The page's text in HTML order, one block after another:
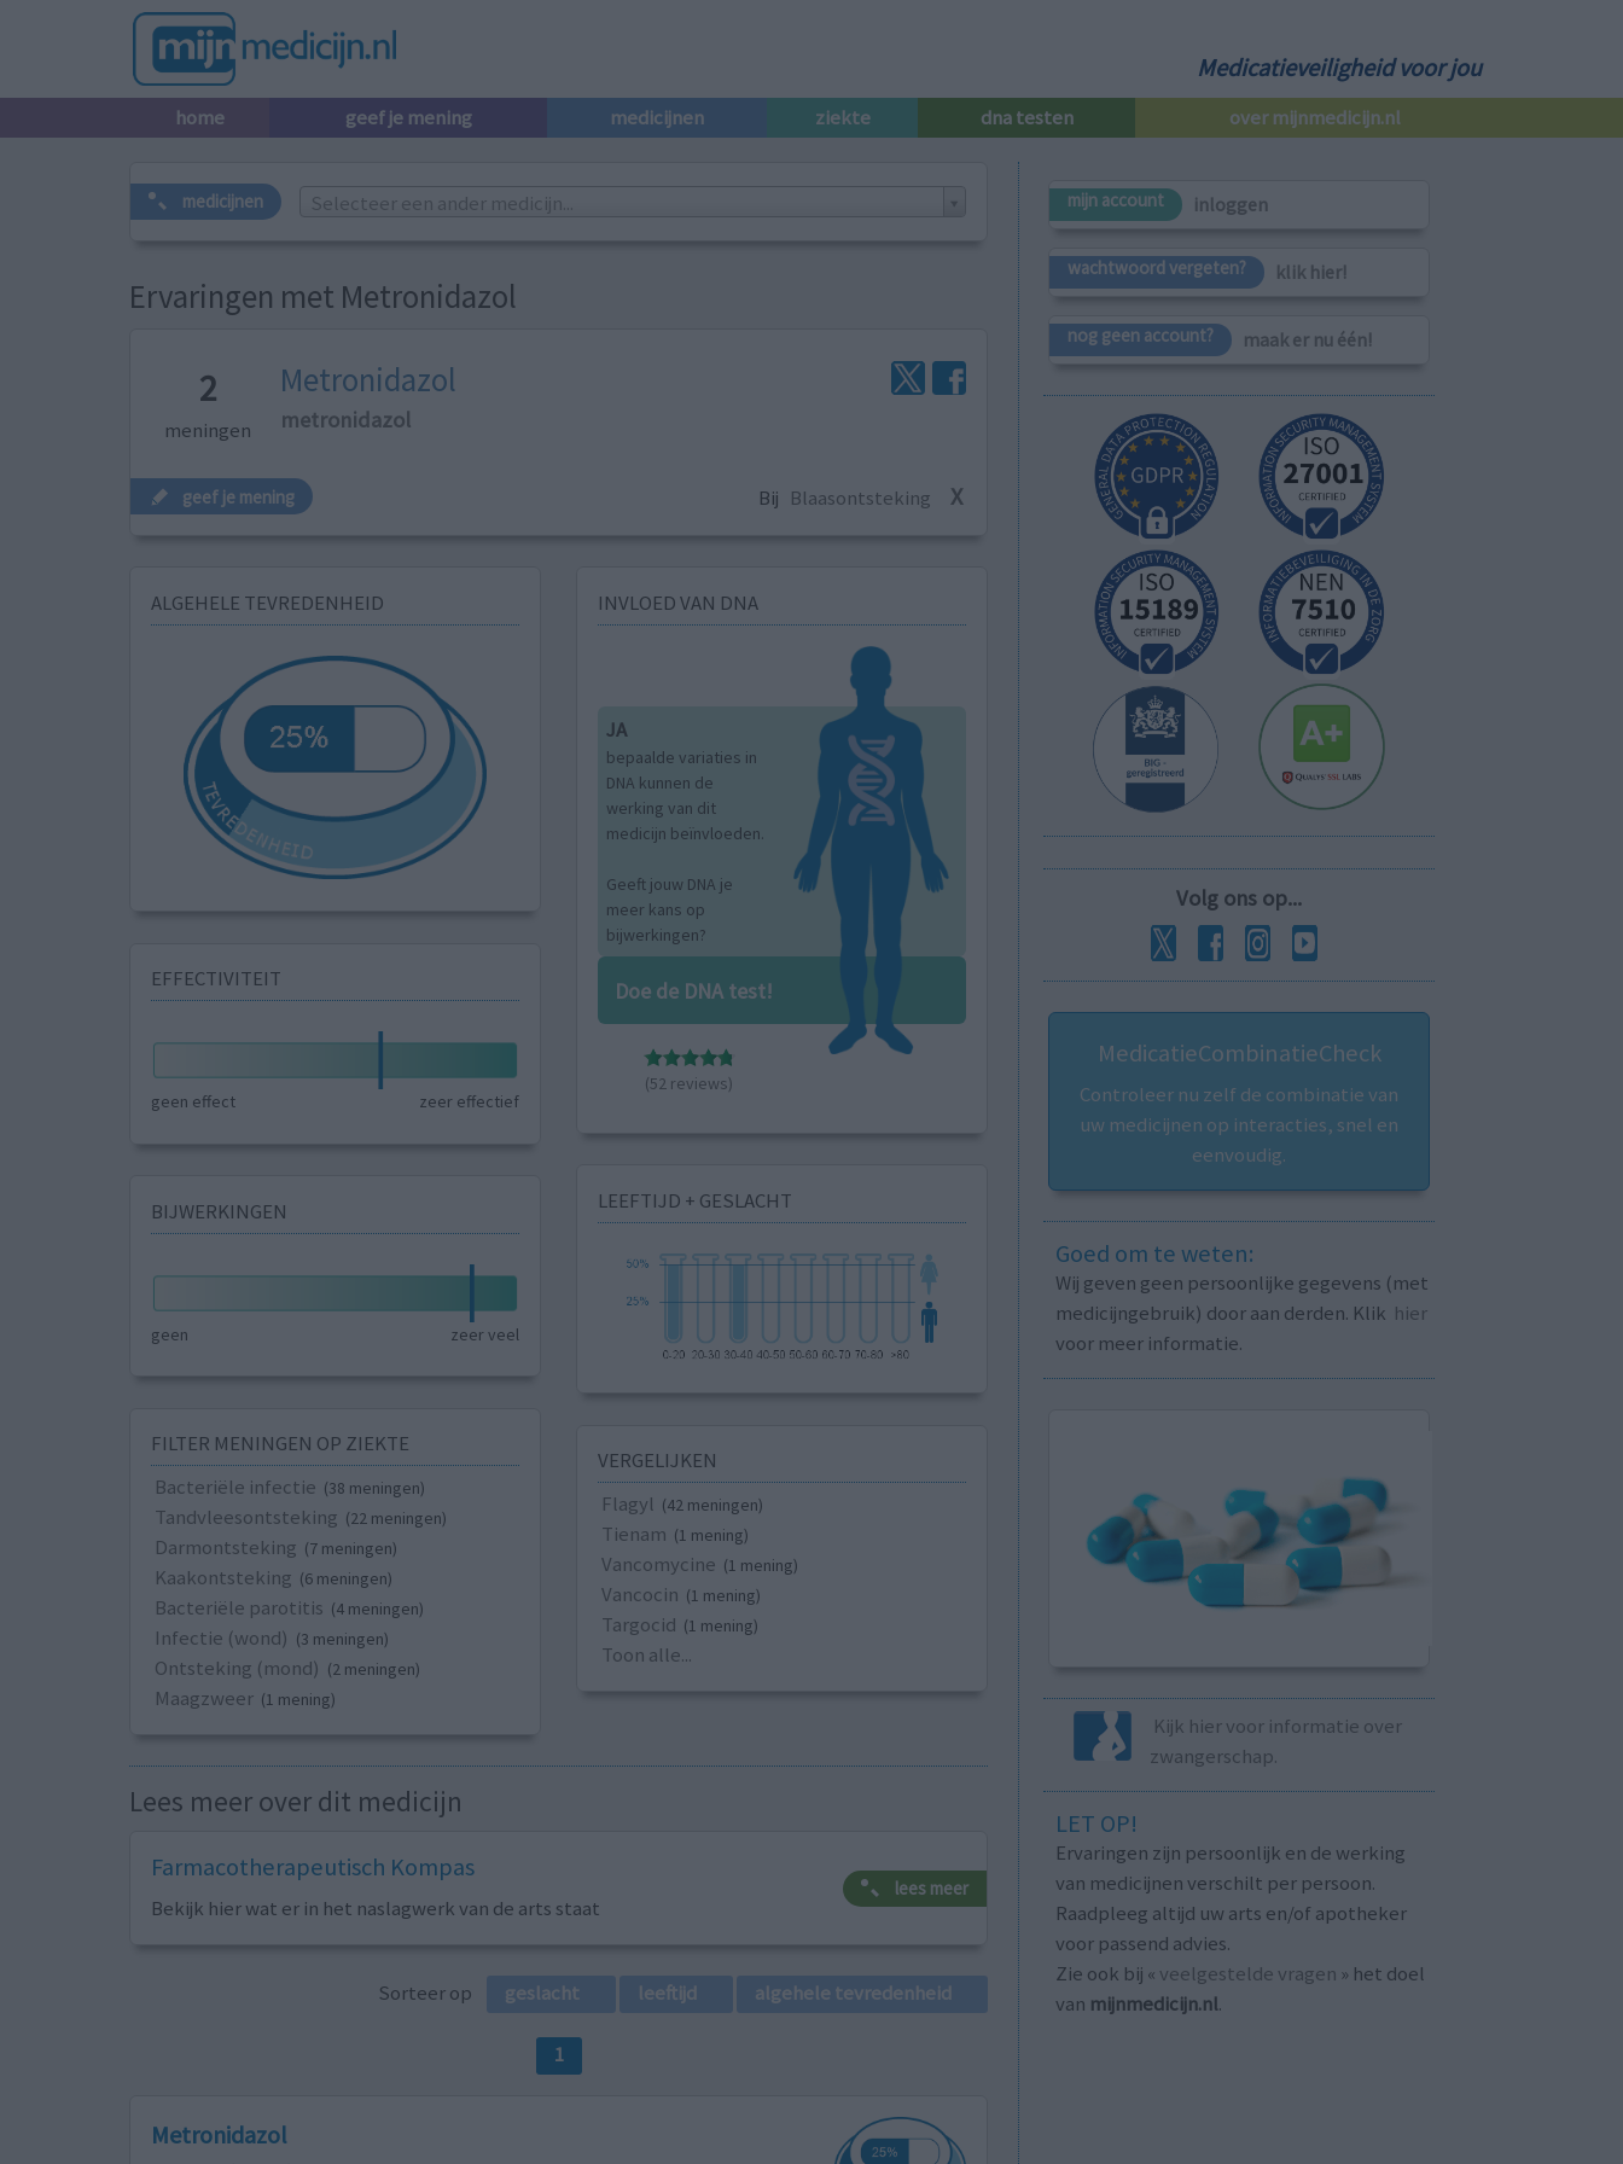
Medicatieveiligheid voor jou
home geef je mening medicijnen ziekte dna testen over mijnmedicijn.nl
medicijnen Selecteer een ander medicijn...
Ervaringen met Metronidazol
2
meningen
Metronidazol
metronidazol
geef je mening Bij Blaasontsteking X
ALGEHELE TEVREDENHEID
EFFECTIVITEIT
geen effect zeer effectief
BIJWERKINGEN
geen zeer veel
FILTER MENINGEN OP ZIEKTE
Bacteriële infectie (38 meningen)
Tandvleesontsteking (22 meningen)
Darmontsteking (7 meningen)
Kaakontsteking (6 meningen)
Bacteriële parotitis (4 meningen)
Infectie (wond) (3 meningen)
Ontsteking (mond) (2 meningen)
Maagzweer (1 mening)
INVLOED VAN DNA
JA
bepaalde variaties in
DNA kunnen de
werking van dit
medicijn beïnvloeden.
Geeft jouw DNA je
meer kans op
bijwerkingen?
Doe de DNA test!
(52 reviews)
LEEFTIJD + GESLACHT
VERGELIJKEN
Flagyl (42 meningen)
Tienam (1 mening)
Vancomycine (1 mening)
Vancocin (1 mening)
Targocid (1 mening)
Toon alle...
Lees meer over dit medicijn
Farmacotherapeutisch Kompas
Bekijk hier wat er in het naslagwerk van de arts staat
lees meer
Sorteer op geslacht leeftijd algehele tevredenheid
1
Metronidazol
mijn account inloggen
wachtwoord vergeten? klik hier!
nog geen account? maak er nu één!
Volg ons op...
MedicatieCombinatieCheck
Controleer nu zelf de combinatie van
uw medicijnen op interacties, snel en
eenvoudig.
Goed om te weten:
Wij geven geen persoonlijke gegevens (met
medicijngebruik) door aan derden. Klik hier
voor meer informatie.
Kijk hier voor informatie over
zwangerschap.
LET OP!
Ervaringen zijn persoonlijk en de werking
van medicijnen verschilt per persoon.
Raadpleeg altijd uw arts en/of apotheker
voor passend advies.
Zie ook bij « veelgestelde vragen » het doel
van mijnmedicijn.nl.